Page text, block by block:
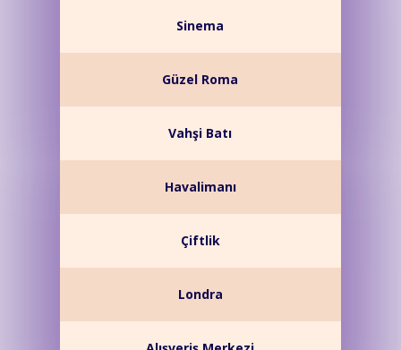
Sinema
Güzel Roma
Vahşi Batı
Havalimanı
Çiftlik
Londra